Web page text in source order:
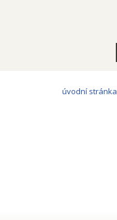
úvodní stránka